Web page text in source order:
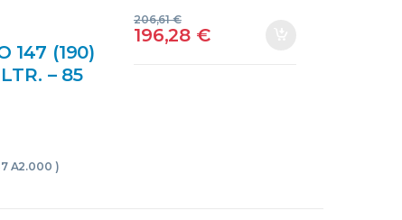
147 (190)
– 85
A2.000 )
196,28 €
206,61€